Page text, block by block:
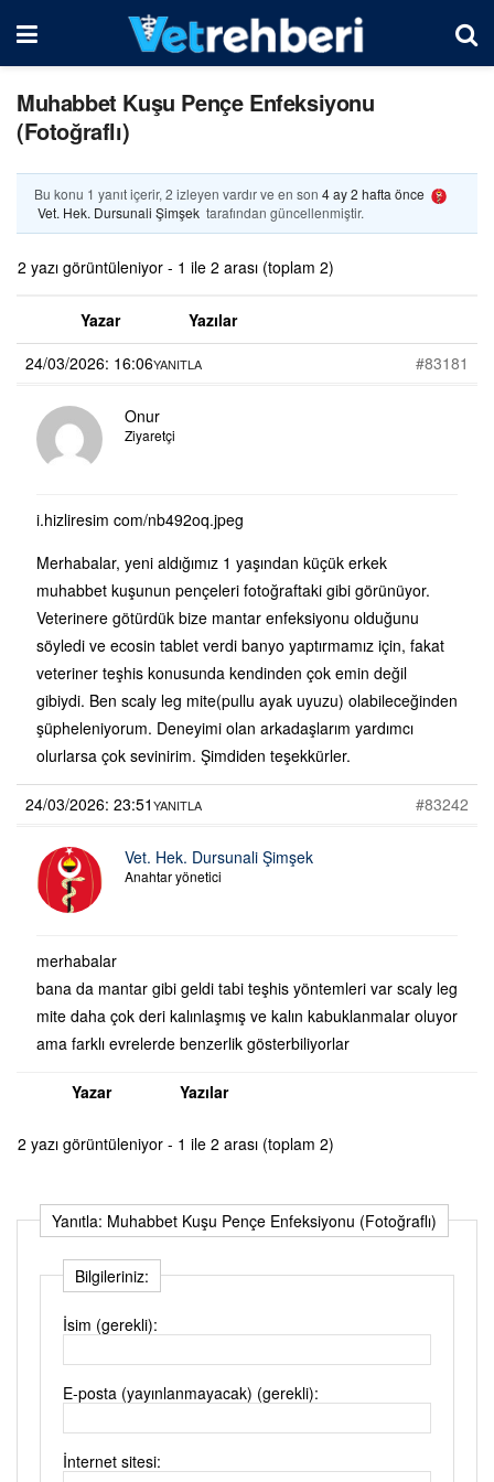
Muhabbet Kuşu Pençe Enfeksiyonu
(Fotoğraflı)
Bu konu 1 yanıt içerir, 2 izleyen vardır ve en son 4 ay 2 hafta önce
Vet. Hek. Dursunali Şimşek tarafından güncellenmiştir.
2 yazı görüntüleniyor - 1 ile 2 arası (toplam 2)
Yazar
Yazılar
24/03/2026: 16:06
#83181
YANITLA
Onur
Ziyaretçi
i.hizliresim com/nb492oq.jpeg
Merhabalar, yeni aldığımız 1 yaşından küçük erkek
muhabbet kuşunun pençeleri fotoğraftaki gibi görünüyor.
Veterinere götürdük bize mantar enfeksiyonu olduğunu
söyledi ve ecosin tablet verdi banyo yaptırmamız için, fakat
veteriner teşhis konusunda kendinden çok emin değil
gibiydi. Ben scaly leg mite(pullu ayak uyuzu) olabileceğinden
şüpheleniyorum. Deneyimi olan arkadaşlarım yardımcı
olurlarsa çok sevinirim. Şimdiden teşekkürler.
24/03/2026: 23:51 #83242
YANITLA
Vet. Hek. Dursunali Şimşek
Anahtar yönetici
merhabalar
bana da mantar gibi geldi tabi teşhis yöntemleri var scaly leg
mite daha çok deri kalınlaşmış ve kalın kabuklanmalar oluyor
ama farklı evrelerde benzerlik gösterbiliyorlar
Yazar Yazılar
2 yazı görüntüleniyor - 1 ile 2 arası (toplam 2)
Yanıtla: Muhabbet Kuşu Pençe Enfeksiyonu (Fotoğraflı)
Bilgileriniz:
İsim (gerekli):
E-posta (yayınlanmayacak) (gerekli):
İnternet sitesi: